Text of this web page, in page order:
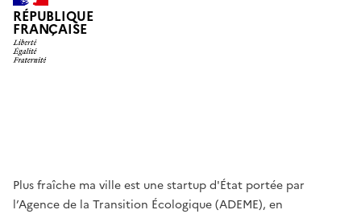
RÉPUBLIQUE
FRANÇAISE
Plus fraîche ma ville est une startup d'État portée par
l’Agence de la Transition Écologique (ADEME), en